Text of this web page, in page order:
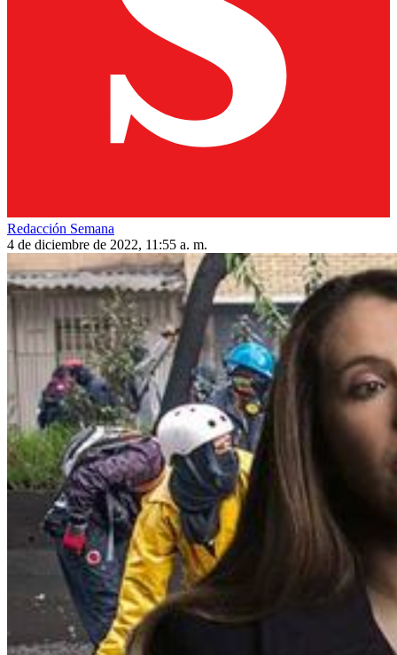
Redacción Semana
4 de diciembre de 2022, 11:55 a. m.